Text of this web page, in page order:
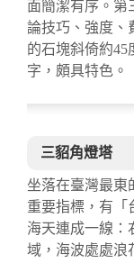
面簡潔有序。第
論技巧、強度、
的石塊斜倚約45
字，頗具特色。
三貂角燈塔
坐落在臺灣最東
重要指標，有「
海天連成一線：
域，海波處處浪